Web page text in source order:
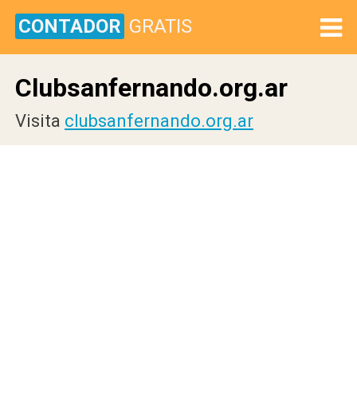
CONTADOR GRATIS
Clubsanfernando.org.ar
Visita clubsanfernando.org.ar